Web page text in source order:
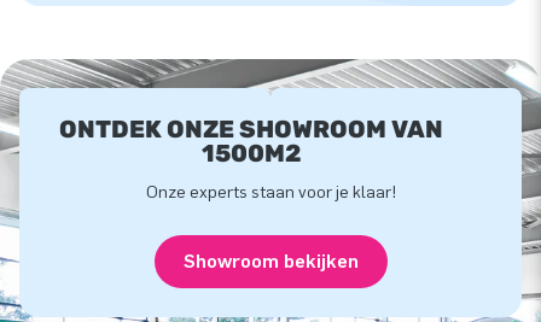
ONTDEK ONZE SHOWROOM VAN
1500M2
Onze experts staan voor je klaar!
Showroom bekijken